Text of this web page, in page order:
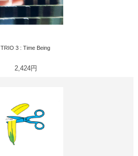
TRIO 3 : Time Being
2,424円